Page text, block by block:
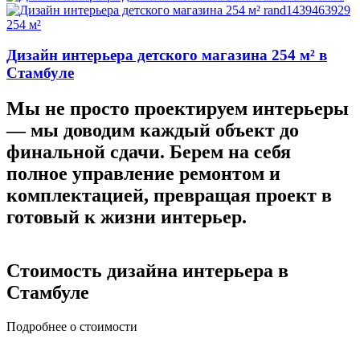
254 м²
Дизайн интерьера детского магазина 254 м² в
Стамбуле
Мы не просто проектируем интерьеры
—мы доводим каждый объект до
финальной сдачи. Берем на себя
полное управление ремонтом и
комплектацией, превращая проект в
готовый к жизни интерьер.
Стоимость дизайна интерьера в
Стамбуле
Подробнее о стоимости